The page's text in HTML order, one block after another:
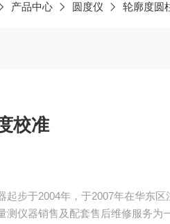
产品中心 圆度仪 轮廓度圆
校准
起步于2004年，于2007年在华东
仪器销售及配套售后维修服务为